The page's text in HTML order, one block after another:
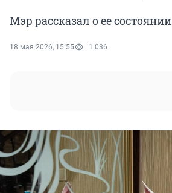
Мэр рассказал о ее состоянии
18 мая 2026, 15:55 1 036